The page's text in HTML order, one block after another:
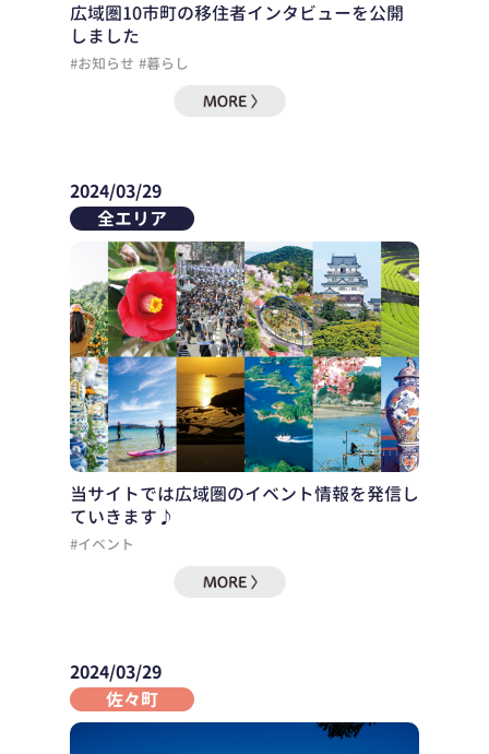
広域圏10市町の移住者インタビューを公開
しました
#お知らせ #暮らし
2024/03/29
全エリア
当サイトでは広域圏のイベント情報を発信し
ていきます♪
#イベント
2024/03/29
佐々町